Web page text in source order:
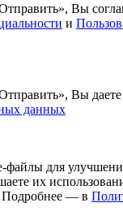
Вы
и
Вы даете
данных
для
их
— в